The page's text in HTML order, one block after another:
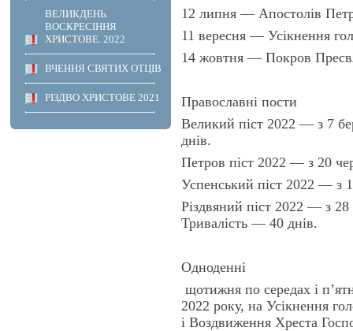
ВЕЛИКДЕНЬ.
ВОСКРЕСІННЯ
ХРИСТОВЕ. 2022
ВЧЕННЯ СВЯТИХ ОТЦІВ
РІЗДВО ХРИСТОВЕ 2021
12 липня — Апостолів
11 вересня — Усікнення
14 жовтня — Покров
Православні пости
Великий піст 2022 — з 7
днів.
Петров піст 2022 — з 20
Успенський піст 2022 — з
Різдвяний піст 2022 — з
Тривалість — 40 днів.
Одноденні
щотижня по середах і
2022 року, на Усікнення
і Воздвиження Хреста